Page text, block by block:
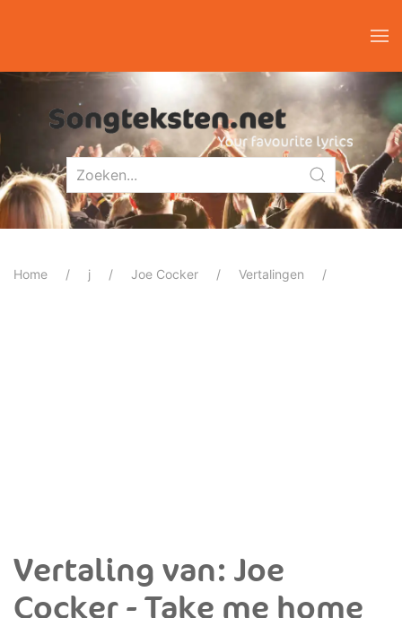
Home j Joe Cocker Vertalingen
Vertaling van: Joe
Cocker - Take me home